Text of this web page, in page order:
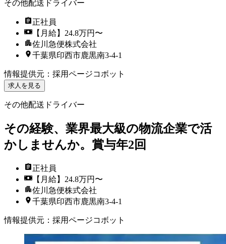
その他配送ドライバー
正社員
【月給】24.8万円〜
佐川急便株式会社
千葉県印西市鹿黒南3-4-1
情報提供元 ： 採用ページコボット
求人を見る
その他配送ドライバー
その経験、業界最大級の物流企業で活
かしませんか。賞与年2回
正社員
【月給】24.8万円〜
佐川急便株式会社
千葉県印西市鹿黒南3-4-1
情報提供元 ： 採用ページコボット